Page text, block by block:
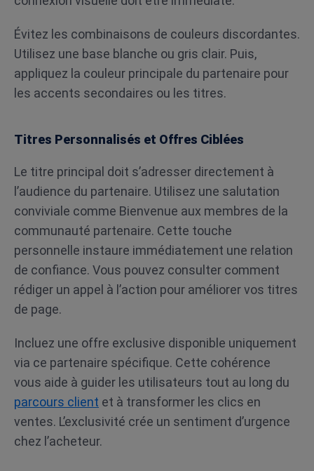
Évitez les combinaisons de couleurs discordantes.
Utilisez une base blanche ou gris clair. Puis,
appliquez la couleur principale du partenaire pour
les accents secondaires ou les titres.
Titres Personnalisés et Offres Ciblées
Le titre principal doit s’adresser directement à
l’audience du partenaire. Utilisez une salutation
conviviale comme Bienvenue aux membres de la
communauté partenaire. Cette touche
personnelle instaure immédiatement une relation
de confiance. Vous pouvez consulter comment
rédiger un appel à l’action pour améliorer vos titres
de page.
Incluez une offre exclusive disponible uniquement
via ce partenaire spécifique. Cette cohérence
vous aide à guider les utilisateurs tout au long du
parcours client et à transformer les clics en
ventes. L’exclusivité crée un sentiment d’urgence
chez l’acheteur.